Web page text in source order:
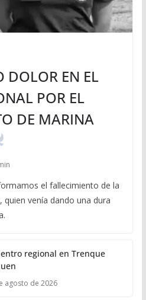
DOLOR EN EL
POR EL
DE MARINA
el fallecimiento de la
venía dando una dura
regional en Trenque
agosto de 2026